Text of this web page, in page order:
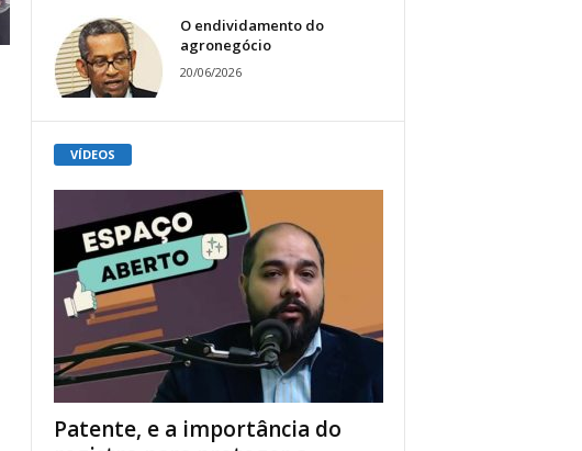
O endividamento do
agronegócio
20/06/2026
VÍDEOS
Patente, e a importância do